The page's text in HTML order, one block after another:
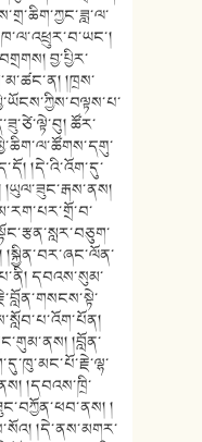
བྱ་པྱིར་
།ཁྲས་
ཚོར་
།དེ་འི་འོག་དུ་
།སྐྱིན་བར་ཞང་ལོན་
དབའས་སུམ་
།བློན་
།དབའས་ཁྲི་
།
།དེ་ནས་མགར་